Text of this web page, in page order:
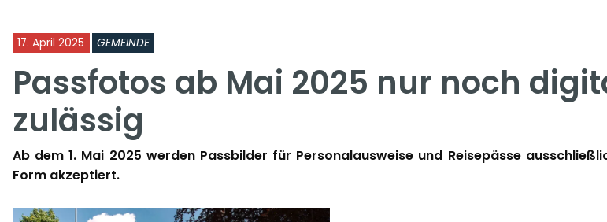
17. April 2025 GEMEINDE
Passfotos ab Mai 2025 nur noch
zulässig
Ab dem 1. Mai 2025 werden Passbilder für Personalausweise und Reisepässe
Form akzeptiert.